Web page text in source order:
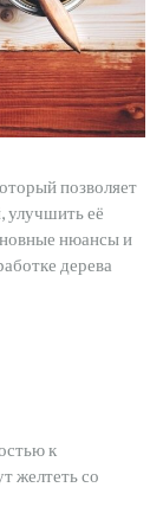
позволяет
улучшить её
нюансы и
дерева
к
желтеть со